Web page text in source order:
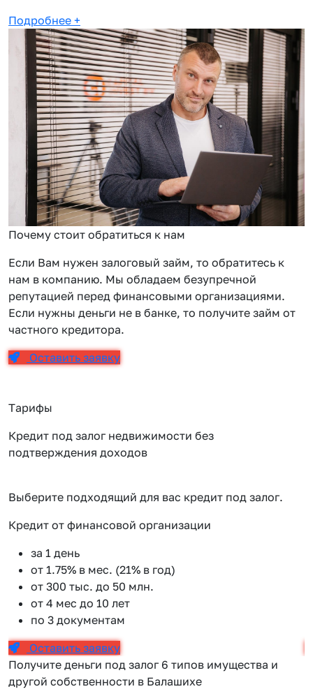
Подробнее +
Почему стоит обратиться к нам
Если Вам нужен залоговый займ, то обратитесь к
нам в компанию. Мы обладаем безупречной
репутацией перед финансовыми организациями.
Если нужны деньги не в банке, то получите займ от
частного кредитора.
Оставить заявку
Тарифы
Кредит под залог недвижимости без
подтверждения доходов
Выберите подходящий для вас кредит под залог.
Кредит от финансовой организации
за 1 день
от 1.75% в мес. (21% в год)
от 300 тыс. до 50 млн.
от 4 мес до 10 лет
по 3 документам
Оставить заявку
Получите деньги под залог 6 типов имущества и
другой собственности в Балашихе